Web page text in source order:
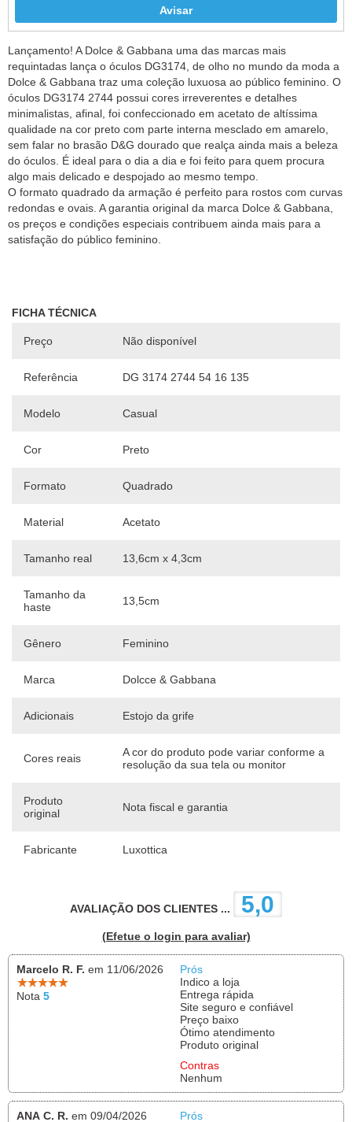
Lançamento! A Dolce & Gabbana uma das marcas mais
requintadas lança o óculos DG3174, de olho no mundo da moda a
Dolce & Gabbana traz uma coleção luxuosa ao público feminino. O
óculos DG3174 2744 possui cores irreverentes e detalhes
minimalistas, afinal, foi confeccionado em acetato de altíssima
qualidade na cor preto com parte interna mesclado em amarelo,
sem falar no brasão D&G dourado que realça ainda mais a beleza
do óculos. É ideal para o dia a dia e foi feito para quem procura
algo mais delicado e despojado ao mesmo tempo.
O formato quadrado da armação é perfeito para rostos com curvas
redondas e ovais. A garantia original da marca Dolce & Gabbana,
os preços e condições especiais contribuem ainda mais para a
satisfação do público feminino.
FICHA TÉCNICA
Preço Não disponível
Referência DG 3174 2744 54 16 135
Modelo Casual
Cor Preto
Formato Quadrado
Material Acetato
Tamanho real 13,6cm x 4,3cm
Tamanho da
haste
13,5cm
Gênero Feminino
Marca Dolcce & Gabbana
Adicionais Estojo da grife
Cores reais
A cor do produto pode variar conforme a
resolução da sua tela ou monitor
Produto
original
Nota fiscal e garantia
Fabricante Luxottica
AVALIAÇÃO DOS CLIENTES ... 5,0
(Efetue o login para avaliar)
Marcelo R. F. em 11/06/2026
Nota 5
Prós
Indico a loja
Entrega rápida
Site seguro e confiável
Preço baixo
Ótimo atendimento
Produto original
Contras
Nenhum
ANA C. R. em 09/04/2026 Prós